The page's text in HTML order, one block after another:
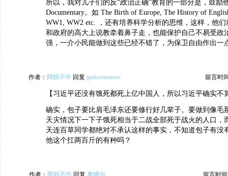
所以，我对儿子们的反“政治正确”教育的一部分是，鼓励
Documentary。如 The Birth of Europe, The History of
WW1, WW2 etc. ，还有培养科学分析的思维，这样，他
和政府的高大上说教牵着鼻子走，也能保护自己不易受政
强，一介小民能做到这些已经不错了，为保卫自由作出一
作者： 阿妞不牛 回复 guitarmanzw 留言时
【习近平还没有饿死都死上亿中国人，所以习近平确实不
确实，包子要比肩毛泽东还要修行好几辈子。要做到像毛
天灾情况下一下子饿死相当于二战全部死于战火的人口，
天连百草同学都绝对不承认这样的事实，不知道包子有没
他这个扛两百斤的有种吗？
作者： 阿妞不牛 回复 奥维尔 留言时间